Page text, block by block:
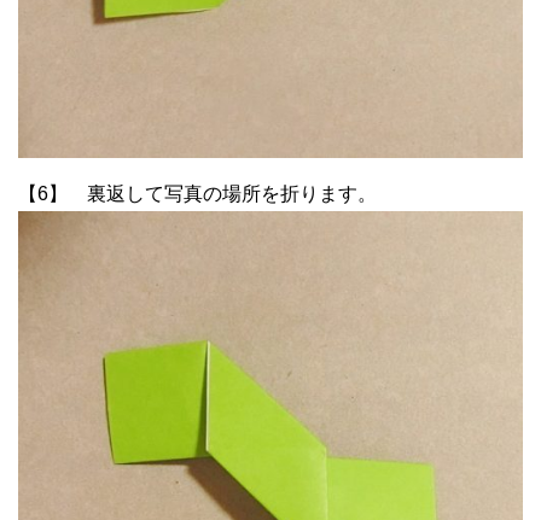
【6】 裏返して写真の場所を折ります。